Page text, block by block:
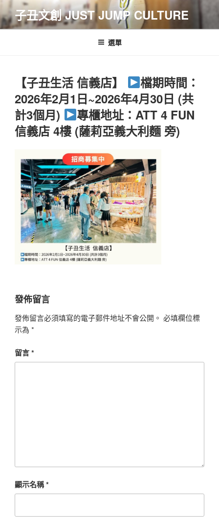
跳
至
主
子丑文創 JUST JUMP CULTURE
選單
【子丑生活 信義店】
檔期時間：
2026年2月1日~2026年4月30日 (共
計3個月)
專櫃地址：ATT 4 FUN
信義店 4樓 (薩莉亞義大利麵 旁)
發佈留言
發佈留言必須填寫的電子郵件地址不會公開。 必填欄位標
示為 *
留言*
顯示名稱*